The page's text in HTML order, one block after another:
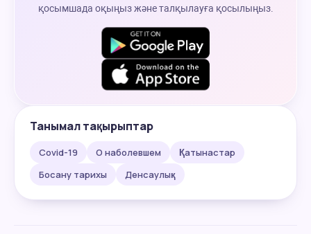
қосымшада оқыңыз және талқылауға қосылыңыз.
Танымал тақырыптар
Covid-19 О наболевшем
Қатынастар
Босану тарихы
Денсаулық